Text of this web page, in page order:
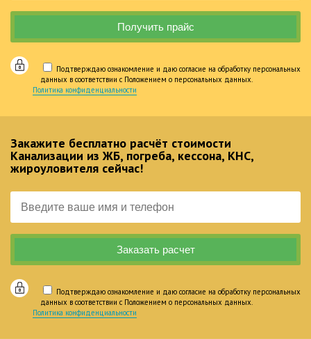
Подтверждаю ознакомление и даю согласие на обработку персональных
данных в соответствии с Положением о персональных данных.
Политика конфиденциальности
Закажите бесплатно расчёт стоимости
Канализации из ЖБ, погреба, кессона, КНС,
жироуловителя сейчас!
Подтверждаю ознакомление и даю согласие на обработку персональных
данных в соответствии с Положением о персональных данных.
Политика конфиденциальности